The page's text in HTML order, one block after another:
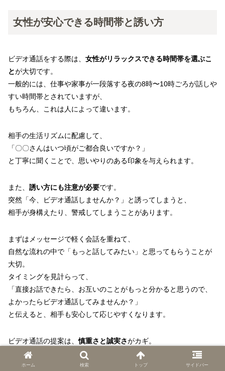
女性が安心できる時間帯と誘い方
ビデオ通話をする際は、 女性がリラックスできる時間帯を選ぶこ
とが大切です。
一般的には、仕事や家事が一段落する夜の8時〜10時ごろが話しや
すい時間帯とされていますが、
もちろん、これは人によって違います。
相手の生活リズムに配慮して、
「〇〇さんはいつ頃がご都合良いですか？」
と丁寧に聞くことで、思いやりのある印象を与えられます。
また、 誘い方にも注意が必要です。
突然「今、ビデオ通話しませんか？」と誘ってしまうと、
相手が身構えたり、警戒してしまうことがあります。
まずはメッセージで軽く会話を重ねて、
自然な流れの中で「もっと話してみたい」と思ってもらうことが
大切。
タイミングを見計らって、
「直接お話できたら、お互いのことがもっと分かると思うので、
よかったらビデオ通話してみませんか？」
と伝えると、相手も安心して応じやすくなります。
ビデオ通話の提案は、慎重さと誠実さがカギ。
相手の気持ちに寄り添う姿勢を見せることで、
信頼を得られるきっかけになります。
ホーム 検索 トップ サイドバー